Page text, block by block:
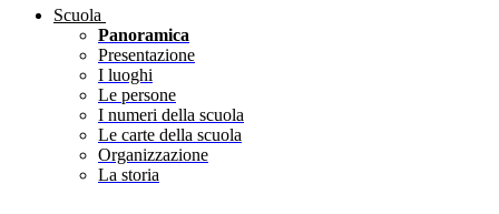
Scuola
Panoramica
Presentazione
I luoghi
Le persone
I numeri della scuola
Le carte della scuola
Organizzazione
La storia